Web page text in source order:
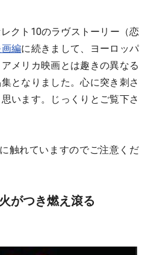
クト10のラヴストーリー（恋
編に続きまして、ヨーロッパ
メリカ映画とは趣きの異なる
となりました。心に突き刺さ
います。じっくりとご覧下さ
触れていますのでご注意くだ
がつき燃え滾る